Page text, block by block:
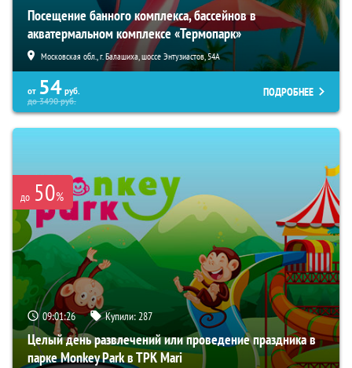
Посещение банного комплекса, бассейнов в
акватермальном комплексе «Термопарк»
Московская обл., г. Балашиха, шоссе Энтузиастов, 54А
от 54 руб.
до3490руб.
ПОДРОБНЕЕ
до 50%
09:01:25 Купили:287
Целый день развлечений или проведение праздника в
парке Monkey Park в ТРК Mari